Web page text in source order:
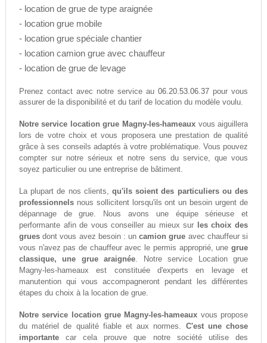
- location de grue de type araignée
- location grue mobile
- location grue spéciale chantier
- location camion grue avec chauffeur
- location de grue de levage
Prenez contact avec notre service au06.20.53.06.37 pour vous
assurer de la disponibilité et du tarif de location du modèle voulu.
Notre service location grue Magny-les-hameaux vous aiguillera
lors de votre choix et vous proposera une prestation de qualité
grâce à ses conseils adaptés à votre problématique. Vous pouvez
compter sur notre sérieux et notre sens du service, que vous
soyez particulier ou une entreprise de bâtiment.
La plupart de nos clients, qu'ils soient des particuliers ou des
professionnelsnous sollicitent lorsqu'ils ont un besoin urgent de
dépannage de grue. Nous avons une équipe sérieuse et
performante afin de vous conseiller au mieux sur
les choix des
gruesdont vous avez besoin : uncamion grue avec chauffeur si
vous n'avez pas de chauffeur avec le permis approprié, unegrue
classique, une grue araignée. Notre service Location grue
Magny-les-hameaux est constituée d'experts en levage et
manutention qui vous accompagneront pendant les différentes
étapes du choix à la location de grue.
Notre service location grue Magny-les-hameaux vous propose
du matériel de qualité fiable et aux normes. C'est une chose
importantecar cela prouve que notre société utilise des